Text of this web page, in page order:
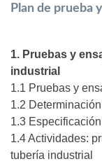
Plan de prueba
1. Pruebas y
industrial
1.1 Pruebas y
1.2
1.3
1.4 Actividades:
tubería industrial